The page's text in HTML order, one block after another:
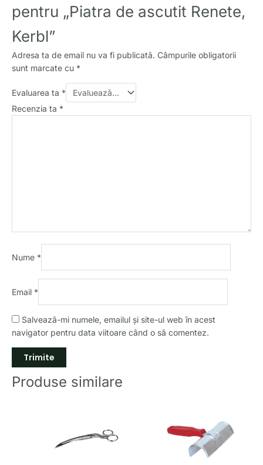
pentru „Piatra de ascutit Renete,
Kerbl”
Adresa ta de email nu va fi publicată. Câmpurile obligatorii
sunt marcate cu *
Evaluarea ta *
Recenzia ta *
Nume *
Email *
Salvează-mi numele, emailul și site-ul web în acest
navigator pentru data viitoare când o să comentez.
Produse similare